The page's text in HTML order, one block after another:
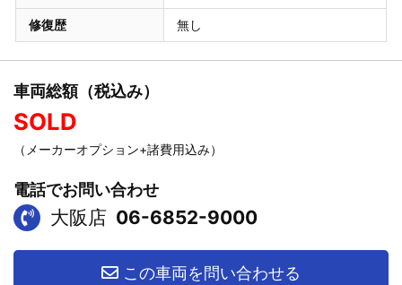
修復歴 無し
車両総額（税込み）
SOLD
（メーカーオプション+諸費用込み）
電話でお問い合わせ
大阪店 06-6852-9000
この車両を問い合わせる